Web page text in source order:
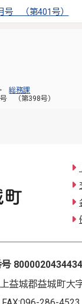
号 （第401号）
総務課
（第398号）
8000020434434
益城郡益城町大